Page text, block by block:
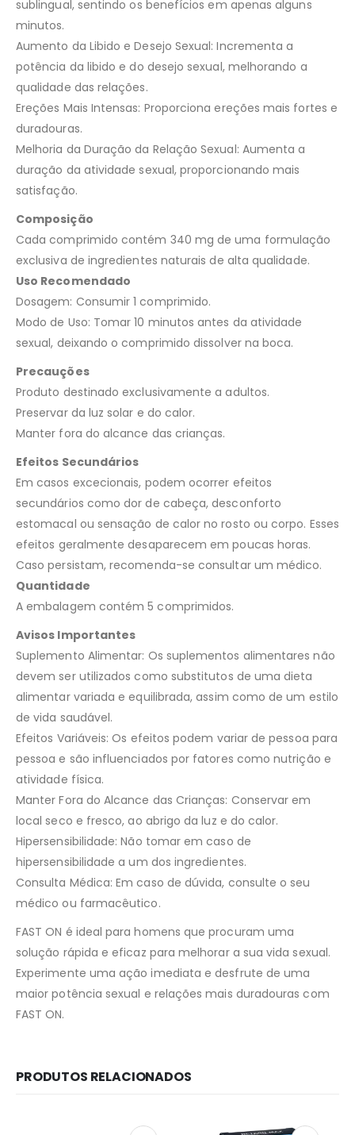
sublingual, sentindo os benefícios em apenas alguns
minutos.
Aumento da Libido e Desejo Sexual: Incrementa a
potência da libido e do desejo sexual, melhorando a
qualidade das relações.
Ereções Mais Intensas: Proporciona ereções mais fortes e
duradouras.
Melhoria da Duração da Relação Sexual: Aumenta a
duração da atividade sexual, proporcionando mais
satisfação.
Composição
Cada comprimido contém 340 mg de uma formulação
exclusiva de ingredientes naturais de alta qualidade.
Uso Recomendado
Dosagem: Consumir 1 comprimido.
Modo de Uso: Tomar 10 minutos antes da atividade
sexual, deixando o comprimido dissolver na boca.
Precauções
Produto destinado exclusivamente a adultos.
Preservar da luz solar e do calor.
Manter fora do alcance das crianças.
Efeitos Secundários
Em casos excecionais, podem ocorrer efeitos
secundários como dor de cabeça, desconforto
estomacal ou sensação de calor no rosto ou corpo. Esses
efeitos geralmente desaparecem em poucas horas.
Caso persistam, recomenda-se consultar um médico.
Quantidade
A embalagem contém 5 comprimidos.
Avisos Importantes
Suplemento Alimentar: Os suplementos alimentares não
devem ser utilizados como substitutos de uma dieta
alimentar variada e equilibrada, assim como de um estilo
de vida saudável.
Efeitos Variáveis: Os efeitos podem variar de pessoa para
pessoa e são influenciados por fatores como nutrição e
atividade física.
Manter Fora do Alcance das Crianças: Conservar em
local seco e fresco, ao abrigo da luz e do calor.
Hipersensibilidade: Não tomar em caso de
hipersensibilidade a um dos ingredientes.
Consulta Médica: Em caso de dúvida, consulte o seu
médico ou farmacêutico.
FAST ON é ideal para homens que procuram uma
solução rápida e eficaz para melhorar a sua vida sexual.
Experimente uma ação imediata e desfrute de uma
maior potência sexual e relações mais duradouras com
FAST ON.
PRODUTOS RELACIONADOS